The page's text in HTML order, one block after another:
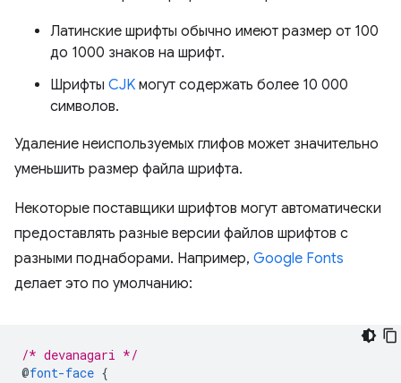
Латинские шрифты обычно имеют размер от 100
до 1000 знаков на шрифт.
Шрифты CJK могут содержать более 10 000
символов.
Удаление неиспользуемых глифов может значительно
уменьшить размер файла шрифта.
Некоторые поставщики шрифтов могут автоматически
предоставлять разные версии файлов шрифтов с
разными поднаборами. Например, Google Fonts
делает это по умолчанию:
/* devanagari */
@font-face {